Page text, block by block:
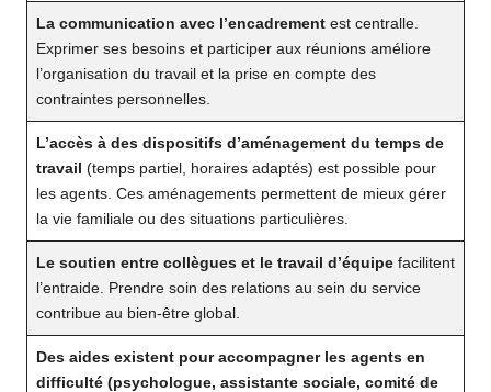
La communication avec l’encadrement est centralle.
Exprimer ses besoins et participer aux réunions améliore
l’organisation du travail et la prise en compte des
contraintes personnelles.
L’accès à des dispositifs d’aménagement du temps de
travail (temps partiel, horaires adaptés) est possible pour
les agents. Ces aménagements permettent de mieux gérer
la vie familiale ou des situations particulières.
Le soutien entre collègues et le travail d’équipe facilitent
l’entraide. Prendre soin des relations au sein du service
contribue au bien-être global.
Des aides existent pour accompagner les agents en
difficulté (psychologue, assistante sociale, comité de